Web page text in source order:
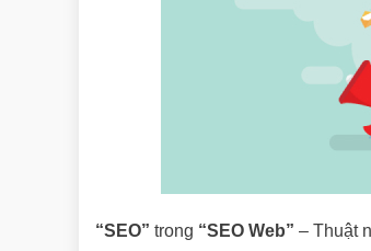
“SEO” trong “SEO Web” – Thuật